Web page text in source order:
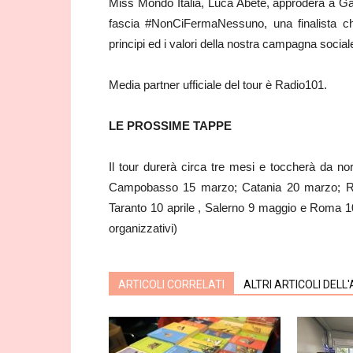
Miss Mondo Italia, Luca Abete, approderà a
fascia #NonCiFermaNessuno, una finalista
principi ed i valori della nostra campagna
Media partner ufficiale del tour è Radio101.
LE PROSSIME TAPPE
Il tour durerà circa tre mesi e toccherà da
Campobasso 15 marzo; Catania 20 marzo;
Taranto 10 aprile , Salerno 9 maggio e Roma
organizzativi)
ARTICOLI CORRELATI ALTRI ARTICOLI